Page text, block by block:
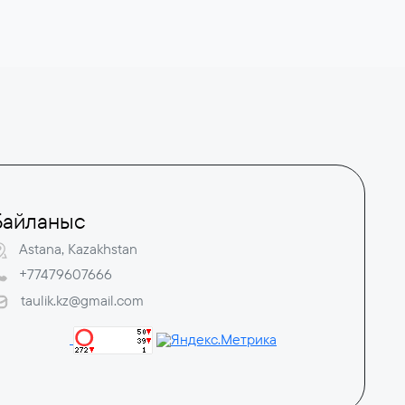
Astana, Kazakhstan
+77479607666
taulik.kz@gmail.com